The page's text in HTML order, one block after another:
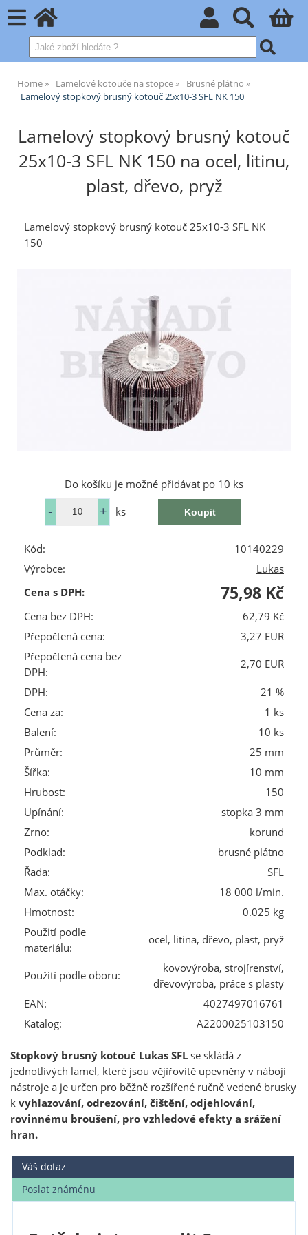
Home Lamelové kotouče na stopce
Brusné plátno
Lamelový stopkový brusný kotouč 25x10-3 SFL NK 150
Lamelový stopkový brusný kotouč
25x10-3 SFL NK 150 na ocel, litinu,
plast, dřevo, pryž
Lamelový stopkový brusný kotouč 25x10-3 SFL NK
150
Do košíku je možné přidávat po 10 ks
ks
Kód:
10140229
Výrobce:
Lukas
Cena s DPH:
75,98 Kč
Cena bez DPH:
62,79 Kč
Přepočtená cena:
3,27 EUR
Přepočtená cena bez
DPH:
2,70 EUR
DPH:
21 %
Cena za:
1 ks
Balení:
10 ks
Průměr:
25 mm
Šířka:
10 mm
Hrubost:
150
Upínání:
stopka 3 mm
Zrno:
korund
Podklad:
brusné plátno
Řada:
SFL
Max. otáčky:
18 000 l/min.
Hmotnost:
0.025 kg
Použití podle
materiálu:
ocel, litina, dřevo, plast, pryž
Použití podle oboru:
kovovýroba, strojírenství,
dřevovýroba, práce s plasty
EAN:
4027497016761
Katalog:
A2200025103150
Stopkový brusný kotouč Lukas SFLse skládá z
jednotlivých lamel, které jsou vějířovitě upevněny v náboji
nástroje a je určen pro běžně rozšířené ručně vedené brusky
kvyhlazování, odrezování, čištění, odjehlování,
rovinnému broušení, pro vzhledové efekty a srážení
hran.
Váš dotaz
Poslat známénu